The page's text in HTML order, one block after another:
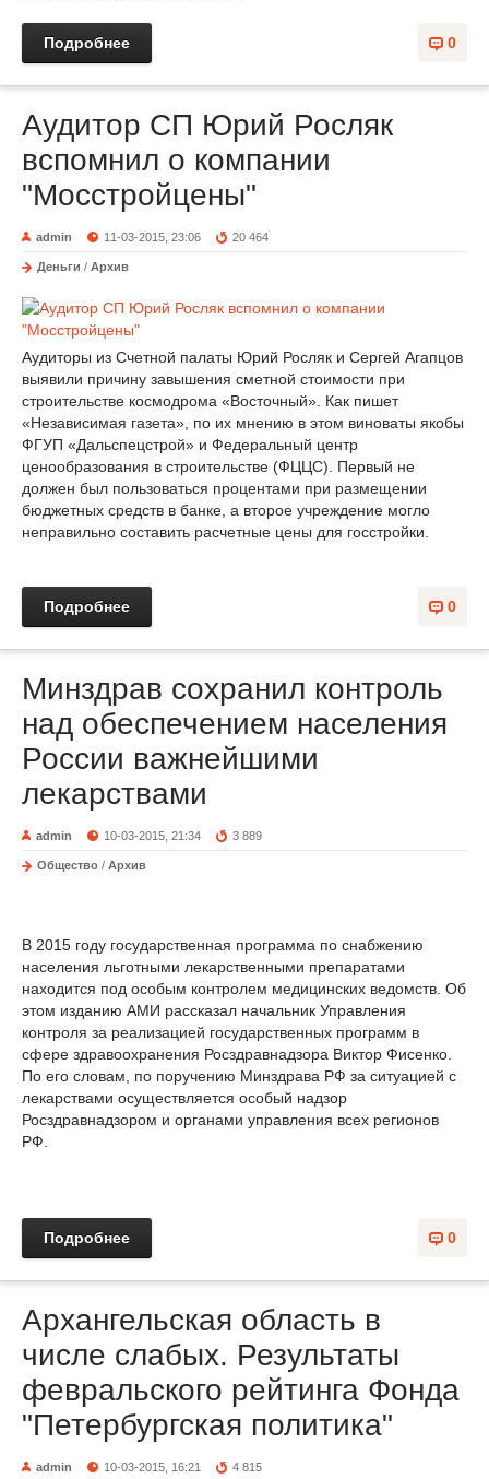
0
Подробнее
Аудитор СП Юрий Росляк
вспомнил о компании
"Мосстройцены"
admin 11-03-2015, 23:06 20 464
Деньги / Архив
Аудиторы из Счетной палаты Юрий Росляк и Сергей Агапцов
выявили причину завышения сметной стоимости при
строительстве космодрома «Восточный». Как пишет
«Независимая газета», по их мнению в этом виноваты якобы
ФГУП «Дальспецстрой» и Федеральный центр
ценообразования в строительстве (ФЦЦС). Первый не
должен был пользоваться процентами при размещении
бюджетных средств в банке, а второе учреждение могло
неправильно составить расчетные цены для госстройки.
0
Подробнее
Минздрав сохранил контроль
над обеспечением населения
России важнейшими
лекарствами
admin 10-03-2015, 21:34 3 889
Общество / Архив
В 2015 году государственная программа по снабжению
населения льготными лекарственными препаратами
находится под особым контролем медицинских ведомств. Об
этом изданию АМИ рассказал начальник Управления
контроля за реализацией государственных программ в
сфере здравоохранения Росздравнадзора Виктор Фисенко.
По его словам, по поручению Минздрава РФ за ситуацией с
лекарствами осуществляется особый надзор
Росздравнадзором и органами управления всех регионов
РФ.
0
Подробнее
Архангельская область в
числе слабых. Результаты
февральского рейтинга Фонда
"Петербургская политика"
admin 10-03-2015, 16:21 4 815